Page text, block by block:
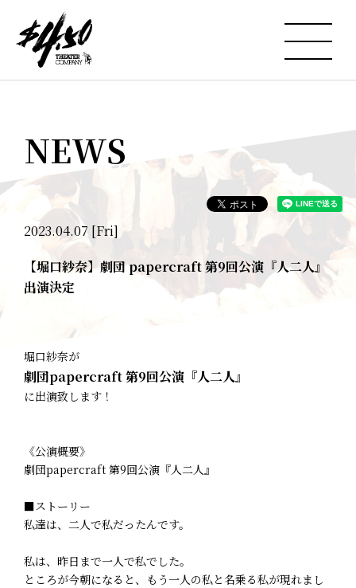
NEWS
2023.04.07 [Fri]
【堀口紗奈】劇団 papercraft 第9回公演『人二人』
出演決定
堀口紗奈が
劇団papercraft 第9回公演『人二人』
に出演致します！
《公演概要》
劇団papercraft 第9回公演『人二人』
■ストーリー
私達は、二人で私だったんです。
私は、昨日まで一人で私でした。
ところが今朝になると、もう一人の私と名乗る私が現れまし